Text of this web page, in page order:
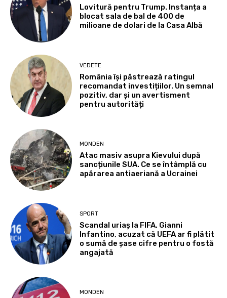
Lovitură pentru Trump. Instanța a
blocat sala de bal de 400 de
milioane de dolari de la Casa Albă
VEDETE
România își păstrează ratingul
recomandat investițiilor. Un semnal
pozitiv, dar și un avertisment
pentru autorități
MONDEN
Atac masiv asupra Kievului după
sancțiunile SUA. Ce se întâmplă cu
apărarea antiaeriană a Ucrainei
SPORT
Scandal uriaș la FIFA. Gianni
Infantino, acuzat că UEFA ar fi plătit
o sumă de șase cifre pentru o fostă
angajată
MONDEN